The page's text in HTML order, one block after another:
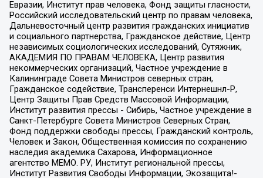
Евразии, Институт прав человека, Фонд защиты гласности,
Российский исследовательский центр по правам человека,
Дальневосточный центр развития гражданских инициатив
и социального партнерства, Гражданское действие, Центр
независимых социологических исследований, Сутяжник,
АКАДЕМИЯ ПО ПРАВАМ ЧЕЛОВЕКА, Центр развития
некоммерческих организаций, Частное учреждение в
Калининграде Совета Министров северных стран,
Гражданское содействие, Трансперенси Интернешнл-Р,
Центр Защиты Прав Средств Массовой Информации,
Институт развития прессы - Сибирь, Частное учреждение в
Санкт-Петербурге Совета Министров Северных Стран,
Фонд поддержки свободы прессы, Гражданский контроль,
Человек и Закон, Общественная комиссия по сохранению
наследия академика Сахарова, Информационное
агентство МЕМО. РУ, Институт региональной прессы,
Институт Развития Свободы Информации, Экозащита!-